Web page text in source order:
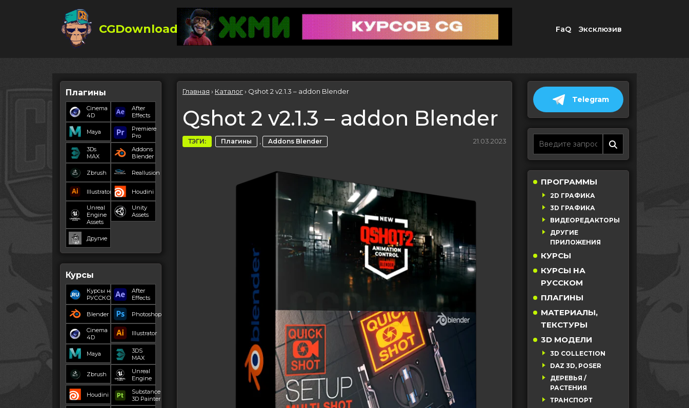
CGDownload FaQ Эксклюзив
Плагины
Cinema
4D
After
Effects
Maya
Premiere
Pro
3Ds
MAX
Addons
Blender
Zbrush Reallusion
Illustrator Houdini
Unreal
Engine
Assets
Unity
Assets
Другие
Курсы
Курсы на
РУССКОМ
After
Effects
Blender Photoshop
Cinema
4D
Illustrator
Maya
3DS
MAX
Zbrush
Unreal
Engine
Houdini
Substance
3D Painter
Главная › Каталог› Qshot 2 v2.1.3 – addon Blender
Qshot 2 v2.1.3 – addon Blender
ТЭГИ: Плагины , Addons Blender 21.03.2023
Telegram
ПРОГРАММЫ
2D ГРАФИКА
3D ГРАФИКА
ВИДЕОРЕДАКТОРЫ
ДРУГИЕ
ПРИЛОЖЕНИЯ
КУРСЫ
КУРСЫ НА
РУССКОМ
ПЛАГИНЫ
МАТЕРИАЛЫ,
ТЕКСТУРЫ
3D МОДЕЛИ
3D COLLECTION
DAZ 3D, POSER
ДЕРЕВЬЯ /
РАСТЕНИЯ
ТРАНСПОРТ